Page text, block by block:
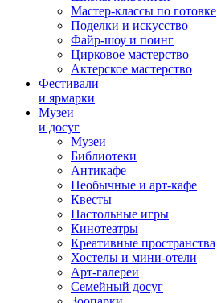
Мастер-классы по готовке
Поделки и искусство
Файр-шоу и поинг
Цирковое мастерство
Актерское мастерство
Фестивали
и ярмарки
Музеи
и досуг
Музеи
Библиотеки
Антикафе
Необычные и арт-кафе
Квесты
Настольные игры
Кинотеатры
Креативные пространства
Хостелы и мини-отели
Арт-галереи
Семейный досуг